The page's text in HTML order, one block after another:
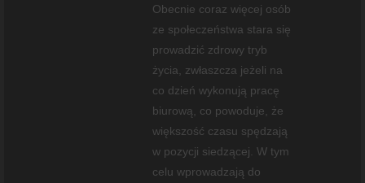
Obecnie coraz więcej osób
ze społeczeństwa stara się
prowadzić zdrowy tryb
życia, zwłaszcza jeżeli na
co dzień wykonują pracę
biurową, co powoduje, że
większość czasu spędzają
w pozycji siedzącej. W tym
celu wprowadzają do